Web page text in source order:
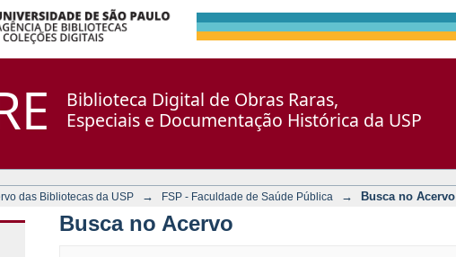
Biblioteca Digital de Obras Raras,
Especiais e Documentação Histórica da USP
das Bibliotecas da USP → FSP - Faculdade de Saúde Pública → Busca no Acervo
Busca no Acervo